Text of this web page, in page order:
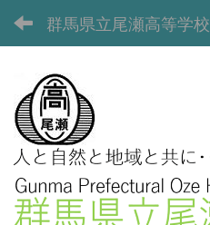
群馬県立尾瀬高等学校